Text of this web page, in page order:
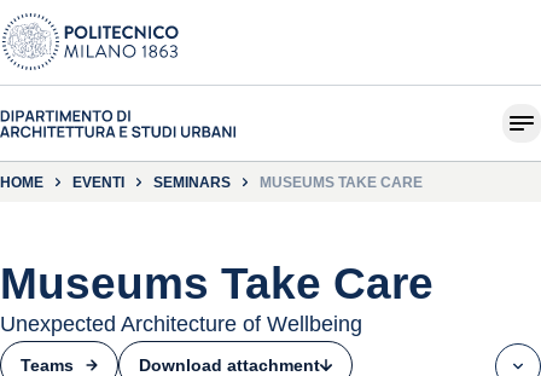
HOME EVENTI SEMINARS MUSEUMS TAKE CARE
Museums Take Care
Unexpected Architecture of Wellbeing
Teams Download attachment